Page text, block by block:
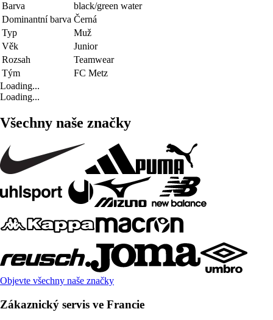
Barva
black/green water
Dominantní barva Černá
Typ
Muž
Věk
Junior
Rozsah
Teamwear
Tým
FC Metz
Loading...
Loading...
Všechny naše značky
Objevte všechny naše značky
Zákaznický servis ve Francie